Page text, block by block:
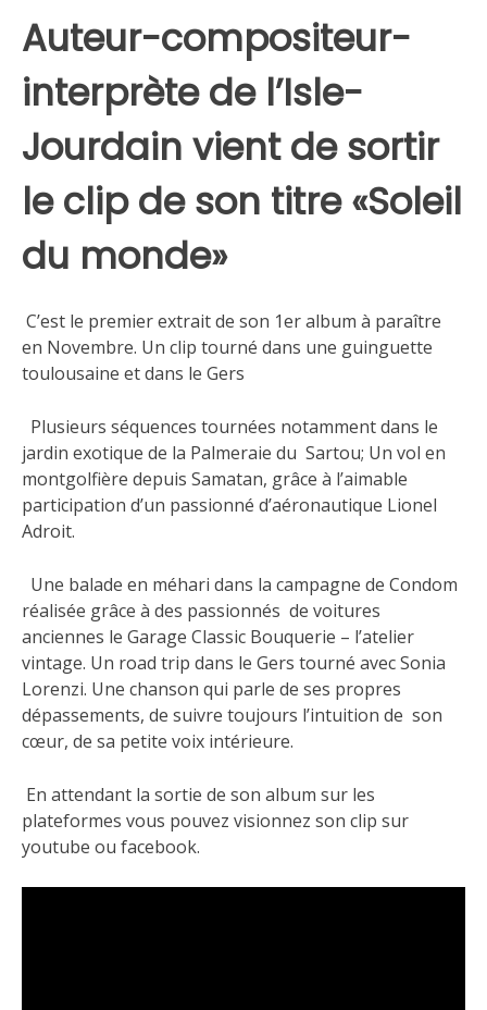
Auteur-compositeur-
interprète de l’Isle-
Jourdain vient de sortir
le clip de son titre «Soleil
du monde»
C’est le premier extrait de son 1er album à paraître
en Novembre. Un clip tourné dans une guinguette
toulousaine et dans le Gers
Plusieurs séquences tournées notamment dans le
jardin exotique de la Palmeraie du Sartou; Un vol en
montgolfière depuis Samatan, grâce à l’aimable
participation d’un passionné d’aéronautique Lionel
Adroit.
Une balade en méhari dans la campagne de Condom
réalisée grâce à des passionnés de voitures
anciennes le Garage Classic Bouquerie – l’atelier
vintage. Un road trip dans le Gers tourné avec Sonia
Lorenzi. Une chanson qui parle de ses propres
dépassements, de suivre toujours l’intuition de son
cœur, de sa petite voix intérieure.
En attendant la sortie de son album sur les
plateformes vous pouvez visionnez son clip sur
youtube ou facebook.